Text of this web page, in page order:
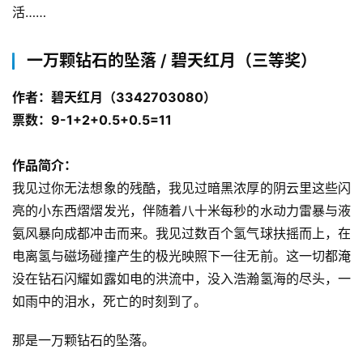
活……
一万颗钻石的坠落 / 碧天红月（三等奖）
作者：碧天红月（3342703080）
票数：9-1+2+0.5+0.5=11
作品简介：
我见过你无法想象的残酷，我见过暗黑浓厚的阴云里这些闪
亮的小东西熠熠发光，伴随着八十米每秒的水动力雷暴与液
氨风暴向成都冲击而来。我见过数百个氢气球扶摇而上，在
电离氢与磁场碰撞产生的极光映照下一往无前。这一切都淹
没在钻石闪耀如露如电的洪流中，没入浩瀚氢海的尽头，一
如雨中的泪水，死亡的时刻到了。
那是一万颗钻石的坠落。